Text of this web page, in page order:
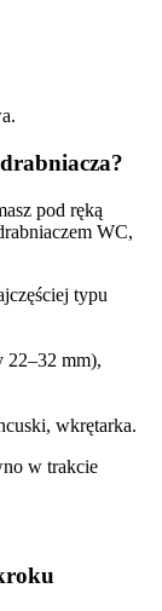
pod ręką
WC,
typu
22–32 mm),
wkrętarka.
w trakcie